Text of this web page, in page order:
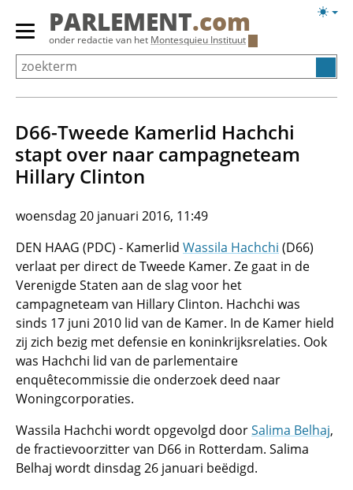
Overslaan
Primair
menu
tonen/verbergen
PARLEMENT.com
onder redactie van het Montesquieu Instituut
D66-Tweede Kamerlid Hachchi
stapt over naar campagneteam
Hillary Clinton
woensdag 20 januari 2016, 11:49
DEN HAAG (PDC) - Kamerlid Wassila Hachchi (D66)
verlaat per direct de Tweede Kamer. Ze gaat in de
Verenigde Staten aan de slag voor het
campagneteam van Hillary Clinton. Hachchi was
sinds 17 juni 2010 lid van de Kamer. In de Kamer hield
zij zich bezig met defensie en koninkrijksrelaties. Ook
was Hachchi lid van de parlementaire
enquêtecommissie die onderzoek deed naar
Woningcorporaties.
Wassila Hachchi wordt opgevolgd doorSalima Belhaj,
de fractievoorzitter van D66 in Rotterdam. Salima
Belhaj wordt dinsdag 26 januari beëdigd.